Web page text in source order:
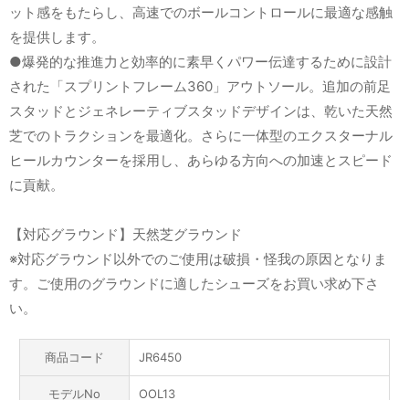
ット感をもたらし、高速でのボールコントロールに最適な感触
を提供します。
●爆発的な推進力と効率的に素早くパワー伝達するために設計
された「スプリントフレーム360」アウトソール。追加の前足
スタッドとジェネレーティブスタッドデザインは、乾いた天然
芝でのトラクションを最適化。さらに一体型のエクスターナル
ヒールカウンターを採用し、あらゆる方向への加速とスピード
に貢献。
【対応グラウンド】天然芝グラウンド
※対応グラウンド以外でのご使用は破損・怪我の原因となりま
す。ご使用のグラウンドに適したシューズをお買い求め下さ
い。
商品コード JR6450
モデルNo OOL13